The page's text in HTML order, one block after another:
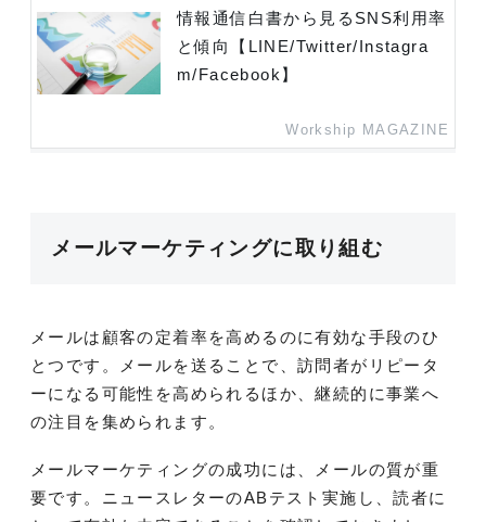
情報通信白書から見るSNS利用率
と傾向【LINE/Twitter/Instagra
m/Facebook】
Workship MAGAZINE
メールマーケティングに取り組む
メールは顧客の定着率を高めるのに有効な手段のひ
とつです。メールを送ることで、訪問者がリピータ
ーになる可能性を高められるほか、継続的に事業へ
の注目を集められます。
メールマーケティングの成功には、メールの質が重
要です。ニュースレターのABテスト実施し、読者に